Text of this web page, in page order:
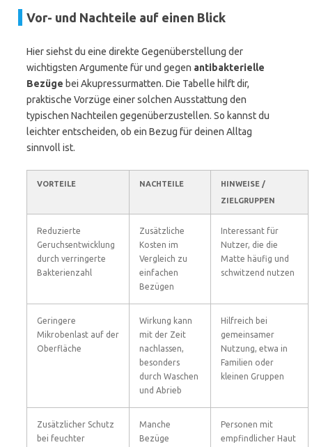
Vor- und Nachteile auf einen Blick
Hier siehst du eine direkte Gegenüberstellung der
wichtigsten Argumente für und gegen antibakterielle
Bezüge bei Akupressurmatten. Die Tabelle hilft dir,
praktische Vorzüge einer solchen Ausstattung den
typischen Nachteilen gegenüberzustellen. So kannst du
leichter entscheiden, ob ein Bezug für deinen Alltag
sinnvoll ist.
VORTEILE NACHTEILE
HINWEISE /
ZIELGRUPPEN
Reduzierte
Geruchsentwicklung
durch verringerte
Bakterienzahl
Zusätzliche
Kosten im
Vergleich zu
einfachen
Bezügen
Interessant für
Nutzer, die die
Matte häufig und
schwitzend nutzen
Geringere
Mikrobenlast auf der
Oberfläche
Wirkung kann
mit der Zeit
nachlassen,
besonders
durch Waschen
und Abrieb
Hilfreich bei
gemeinsamer
Nutzung, etwa in
Familien oder
kleinen Gruppen
Zusätzlicher Schutz
bei feuchter
Manche
Bezüge
Personen mit
empfindlicher Haut